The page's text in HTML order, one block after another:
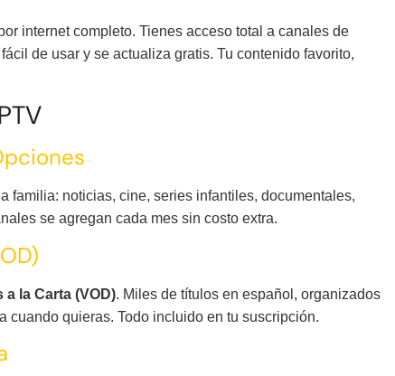
internet completo. Tienes acceso total a canales de
de usar y se actualiza gratis. Tu contenido favorito,
familia: noticias, cine, series infantiles, documentales,
se agregan cada mes sin costo extra.
a la Carta (VOD). Miles de títulos en español, organizados
cuando quieras. Todo incluido en tu suscripción.